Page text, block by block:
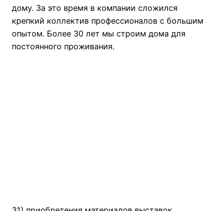
дому. За это время в компании сложился
крепкий коллектив профессионалов с большим
опытом. Более 30 лет мы строим дома для
постоянного проживания.